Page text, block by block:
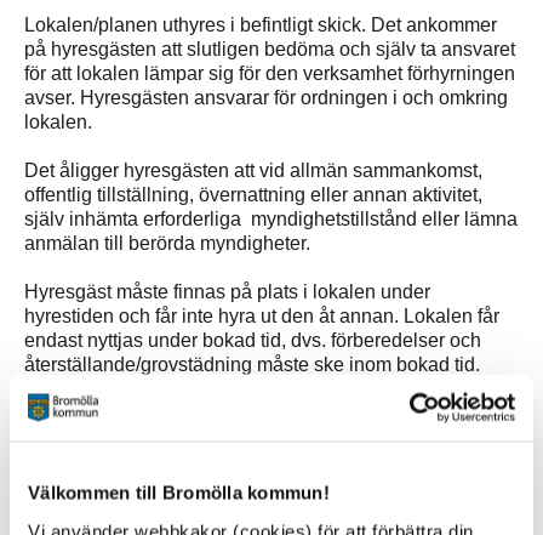
Välkommen till Bromölla kommun!
Vi använder webbkakor (cookies) för att förbättra din
Lokalen/planen uthyres i befintligt skick. Det ankommer
på hyresgästen att slutligen bedöma och själv ta ansvaret
för att lokalen lämpar sig för den verksamhet förhyrningen
avser. Hyresgästen ansvarar för ordningen i och omkring
lokalen.
Det åligger hyresgästen att vid allmän sammankomst,
offentlig tillställning, övernattning eller annan aktivitet,
själv inhämta erforderliga myndighetstillstånd eller lämna
anmälan till berörda myndigheter.
Hyresgäst måste finnas på plats i lokalen under
hyrestiden och får inte hyra ut den åt annan. Lokalen får
endast nyttjas under bokad tid, dvs. förberedelser och
återställande/grovstädning måste ske inom bokad tid.
Lokalen ska lämnas i samma skick som då hyrestiden
anmäla till kulturpunkten@bromolla.se om skada